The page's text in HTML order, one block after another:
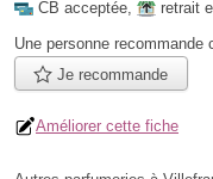
CB acceptée,
retrait
Une personne recommande
Je recommande
Améliorer cette fiche